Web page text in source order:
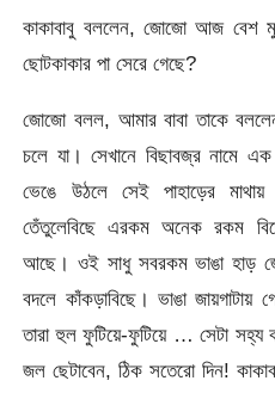
কাকাবাবু বললেন, জোজো আজ বেশ
ছোটকাকার পা সেরে গেছে?
জোজো বলল, আমার বাবা তাকে
চলে যা। সেখানে বিছাবজ্র নামে
ভেঙে উঠলে সেই পাহাড়ের মাথায়
তেঁতুলেবিছে এরকম অনেক রকম
আছে। ওই সাধু সবরকম ভাঙা হাড়
বদলে কাঁকড়াবিছে। ভাঙা জায়গাটায়
তারা হুল ফুটিয়ে-ফুটিয়ে … সেটা সহ্য
জল ছেটাবেন, ঠিক সতেরো দিন!